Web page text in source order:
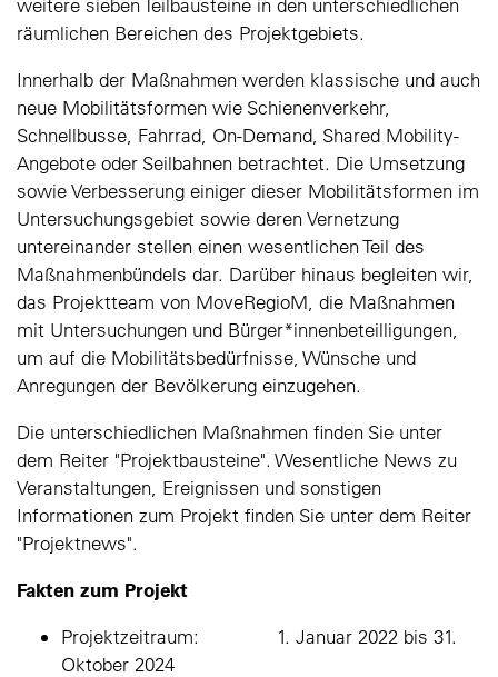
weitere sieben Teilbausteine in den unterschiedlichen
räumlichen Bereichen des Projektgebiets.
Innerhalb der Maßnahmen werden klassische und auch
neue Mobilitätsformen wie Schienenverkehr,
Schnellbusse, Fahrrad, On-Demand, Shared Mobility-
Angebote oder Seilbahnen betrachtet. Die Umsetzung
sowie Verbesserung einiger dieser Mobilitätsformen im
Untersuchungsgebiet sowie deren Vernetzung
untereinander stellen einen wesentlichen Teil des
Maßnahmenbündels dar. Darüber hinaus begleiten wir,
das Projektteam von MoveRegioM, die Maßnahmen
mit Untersuchungen und Bürger*innenbeteilligungen
um auf die Mobilitätsbedürfnisse, Wünsche und
Anregungen der Bevölkerung einzugehen.
Die unterschiedlichen Maßnahmen finden Sie unter
dem Reiter "Projektbausteine". Wesentliche News zu
Veranstaltungen, Ereignissen und sonstigen
Informationen zum Projekt finden Sie unter dem Reiter
"Projektnews".
Fakten zum Projekt
Projektzeitraum: 1. Januar 2022 bis 31.
Oktober 2024